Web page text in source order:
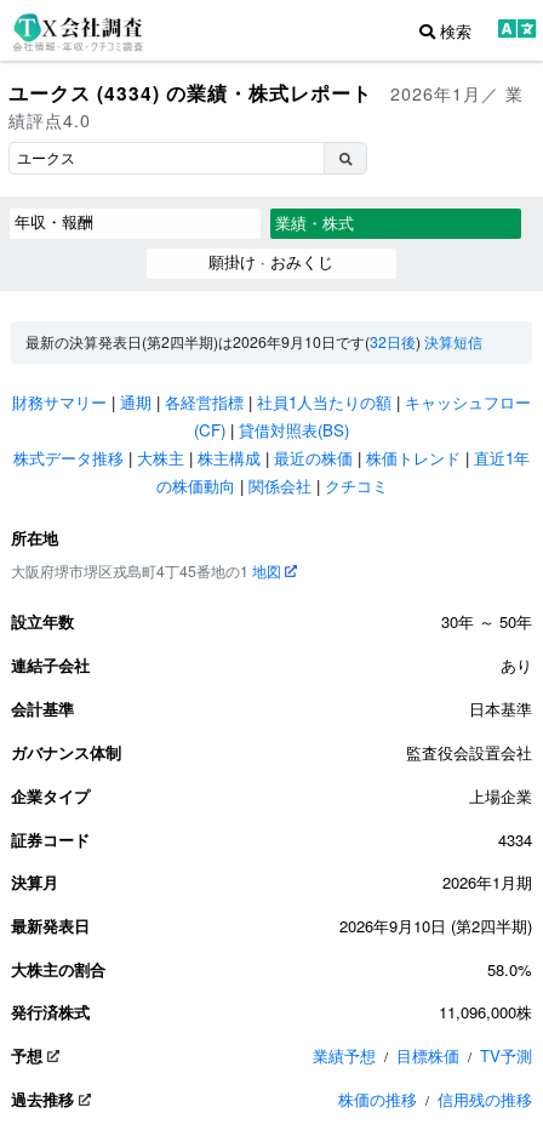
検索
ユークス (4334) の業績・株式レポート
2026年1月／ 業
績評点4.0
年収・報酬
業績・株式
願掛け · おみくじ
最新の決算発表日(第2四半期)は2026年9月10日です(32日後)決算短信
財務サマリー | 通期 | 各経営指標 | 社員1人当たりの額 | キャッシュフロー
(CF) | 貸借対照表(BS)
株式データ推移 | 大株主 | 株主構成 | 最近の株価 | 株価トレンド | 直近1年
の株価動向 | 関係会社 | クチコミ
所在地
大阪府堺市堺区戎島町4丁45番地の1 地図
設立年数
30年 ～ 50年
連結子会社
あり
会計基準
日本基準
ガバナンス体制
監査役会設置会社
企業タイプ
上場企業
証券コード
4334
決算月
2026年1月期
最新発表日
2026年9月10日 (第2四半期)
大株主の割合
58.0%
発行済株式
11,096,000株
予想
業績予想 / 目標株価 / TV予測
過去推移
株価の推移 / 信用残の推移